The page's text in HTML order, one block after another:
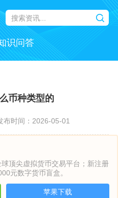
识问答
币种类型的
布时间：2026-05-01
顶尖虚拟货币交易平台；新注册
元数字货币盲盒。
苹果下载